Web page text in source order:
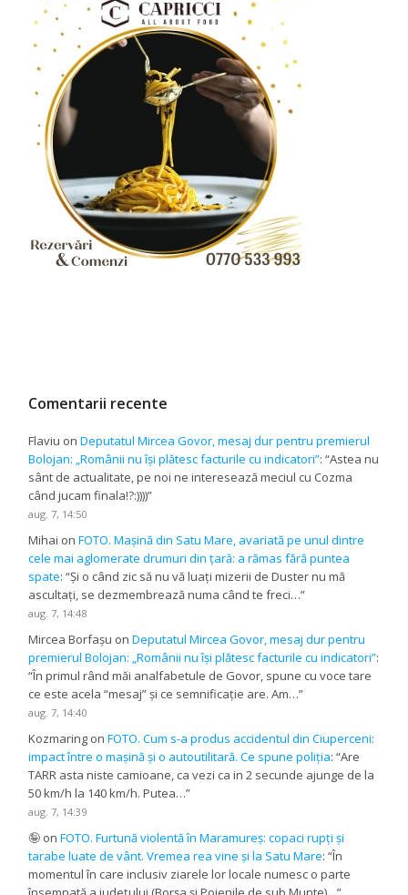
Comentarii recente
Flaviu onDeputatul Mircea Govor, mesaj dur pentru premierul
Bolojan: „Românii nu își plătesc facturile cu indicatori”: “Astea nu
sânt de actualitate, pe noi ne interesează meciul cu Cozma
când jucam finala!?:))))”
aug. 7, 14:50
Mihai onFOTO. Mașină din Satu Mare, avariată pe unul dintre
cele mai aglomerate drumuri din țară: a rămas fără puntea
spate: “Și o când zic să nu vă luați mizerii de Duster nu mă
ascultați, se dezmembrează numa când te freci…”
aug. 7, 14:48
Mircea Borfașu onDeputatul Mircea Govor, mesaj dur pentru
premierul Bolojan: „Românii nu își plătesc facturile cu indicatori”:
“În primul rând măi analfabetule de Govor, spune cu voce tare
ce este acela “mesaj” și ce semnificație are. Am…”
aug. 7, 14:40
Kozmaring onFOTO. Cum s-a produs accidentul din Ciuperceni:
impact între o mașină și o autoutilitară. Ce spune poliția: “Are
TARR asta niste camioane, ca vezi ca in 2 secunde ajunge de la
50 km/h la 140 km/h. Putea…”
aug. 7, 14:39
🤪 onFOTO. Furtună violentă în Maramureș: copaci rupți și
tarabe luate de vânt. Vremea rea vine și la Satu Mare: “În
momentul în care inclusiv ziarele lor locale numesc o parte